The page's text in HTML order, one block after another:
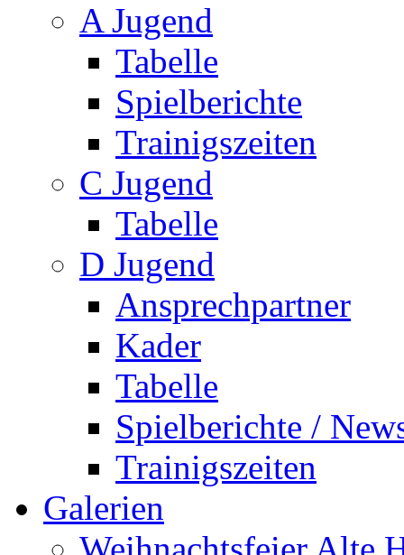
A Jugend
Tabelle
Spielberichte
Trainigszeiten
C Jugend
Tabelle
D Jugend
Ansprechpartner
Kader
Tabelle
Spielberichte /
Trainigszeiten
Galerien